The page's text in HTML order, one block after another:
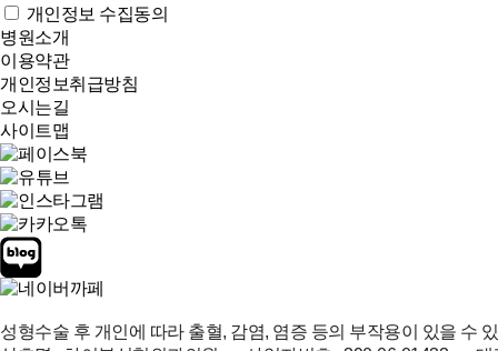
개인정보 수집동의
병원소개
이용약관
개인정보취급방침
오시는길
사이트맵
성형수술 후 개인에 따라 출혈, 감염, 염증 등의 부작용이 있을 수